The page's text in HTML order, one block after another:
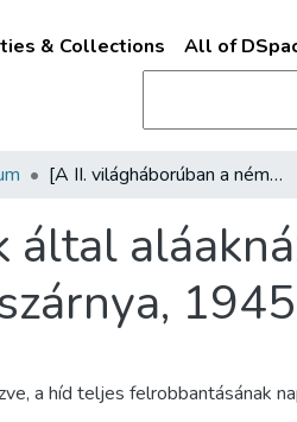
& Collections All of
[A II. világháborúban a németek által aláaknázott Margit híd korábban már felrobbant pesti szárnya, 1945. január 18.]
által
a híd teljes felrobbantásának